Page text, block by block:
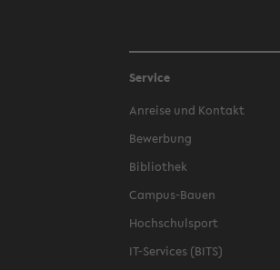
Service
Anreise und Kontakt
Bewerbung
Bibliothek
Campus-Bauen
Hochschulsport
IT-Services (BITS)